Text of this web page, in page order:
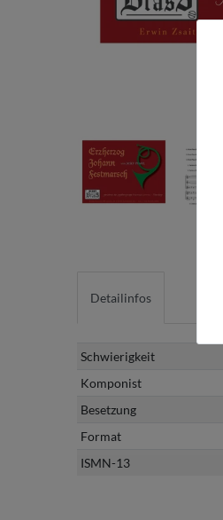
Detailinfos
Schwierigkeit
Komponist
Besetzung
Format
ISMN-13